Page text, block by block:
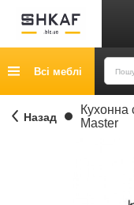
Всі меблі
Назад
Master